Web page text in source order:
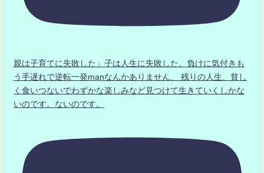
親は子育てに失敗した」子は人生に失敗した。負けに気付きも
う手遅れで逆転一発manなんかありません、 残りの人生、貧し
く食いつないでわずかな楽しみなど見つけて生きていくしかな
いのです。ないのです。